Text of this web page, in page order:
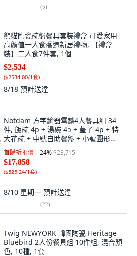
(5)
熊貓陶瓷碗盤餐具套裝禮盒 可愛家用
高顏值一人食喬遷新居禮物, 【禮盒
裝】二人食7件套, 1個
$2,534
($2534.00/1套)
8/18 預計送達
Notdam 方字鍮器雪麟4人餐具組 34
件, 飯碗 4p + 湯碗 4p + 蓋子 4p + 特
大花碗 + 中號自助餐盤 + 小號圓形小
菜碟 + 中 2p + 大 + 湯匙 4p + 筷子 4
雙 + 筷架 4p, 單一顏色
首購折扣價 24%$23,715
$17,858
($525.24/1套)
8/10 星期一 預計送達
(22)
Twig NEWYORK 韓國陶瓷 Heritage
Bluebird 2人份餐具組 10件組, 混合顏
色, 10種, 1套